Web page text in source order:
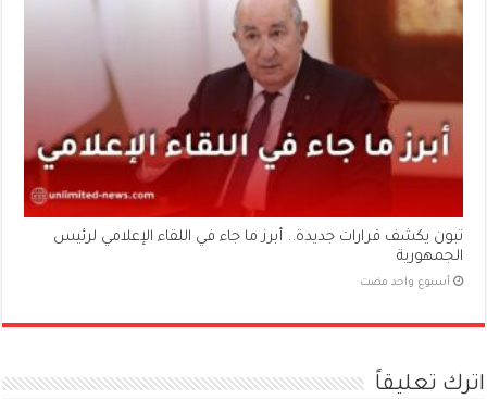
تبون يكشف قرارات جديدة.. أبرز ما جاء في اللقاء الإعلامي لرئيس
الجمهورية
‏أسبوع واحد مضت
اترك تعليقاً